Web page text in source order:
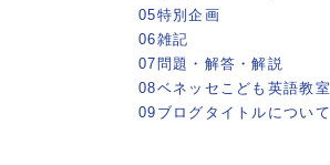
05特別企画
06雑記
07問題・解答・解説
08ベネッセこども英語教室
09ブログタイトルについて